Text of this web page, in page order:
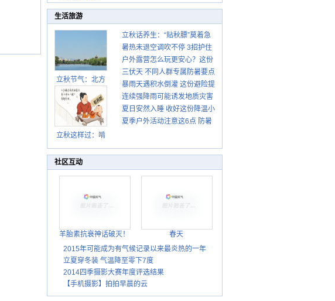
生活旅游
立秋节气：北方
逐渐转凉 南方暑
热仍盛
立秋这样过：啃
祝丰收迎秋来
立秋话养生：“贴秋膘”莫着急
先清暑再防燥
暑热未退空调吹不停 3招护住
肩颈不酸痛
户外露营怎么玩更安心？这份
攻略请收好
三伏天 不同人群专属防暑要点
请收好
暴雨天遇积水倒灌 这份避险提
示请收好
连续强降雨可能诱发地质灾害
这些前兆要知道
夏日安然入睡 收好这份降温小
贴士
夏季户外活动注意这6点 防暑
社区互动
羊胎素抗衰神话破灭！
春天
2015年可能成为有气候记录以来最炎热的一年
立夏穿冬装 气温降至零下7度
2014四季摄影大赛年度评选结果
【手机摄影】拍拍早晨的云